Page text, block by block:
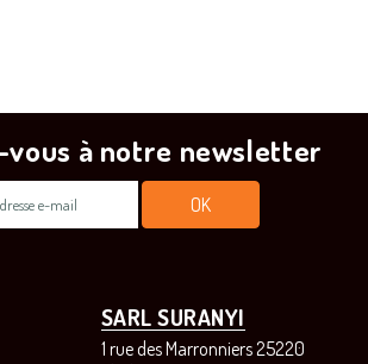
à notre newsletter
SARL SURANYI
1 rue des Marronniers 25220